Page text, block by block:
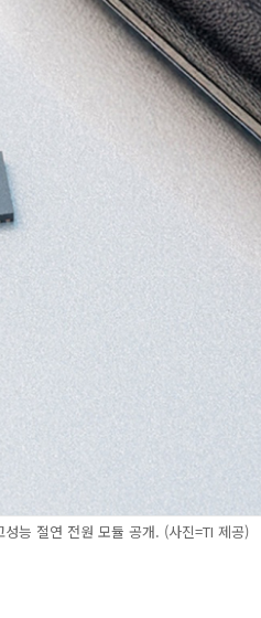
능 절연 전원 모듈 공개. (사진=TI 제공)